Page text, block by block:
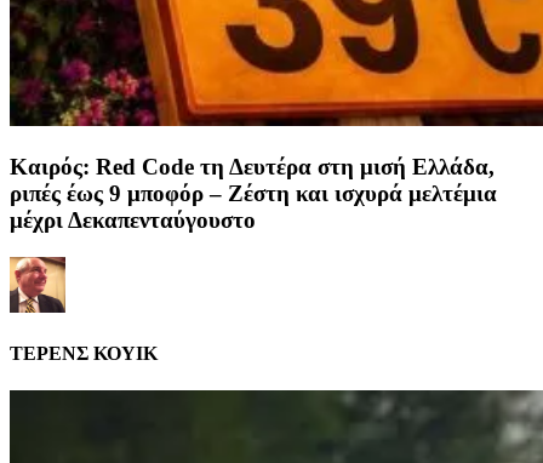
Καιρός: Red Code τη Δευτέρα στη μισή Ελλάδα,
ριπές έως 9 μποφόρ – Ζέστη και ισχυρά μελτέμια
μέχρι Δεκαπενταύγουστο
ΤΕΡΕΝΣ ΚΟΥΙΚ